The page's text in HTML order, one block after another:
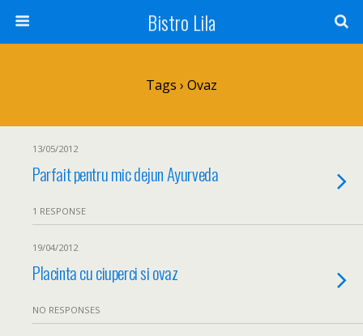
Bistro Lila
Tags › Ovaz
13/05/2012
Parfait pentru mic dejun Ayurveda
1 RESPONSE
19/04/2012
Placinta cu ciuperci si ovaz
NO RESPONSES